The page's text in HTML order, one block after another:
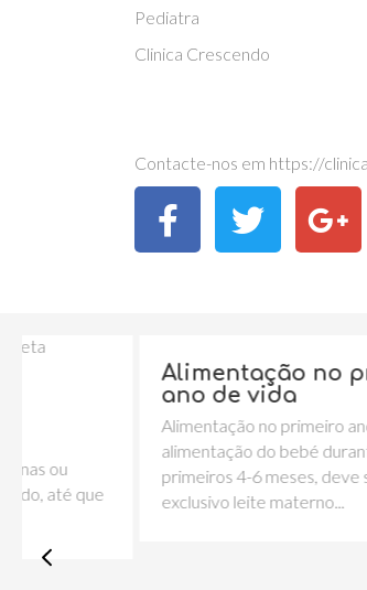
Pediatra
Clinica Crescendo
Contacte-nos em https://
Alimentação no primeiro
ano de vida
Alimentação no primeiro ano de vida A
alimentação do bebé durante os
primeiros 4-6 meses, deve ser em
exclusivo leite materno...